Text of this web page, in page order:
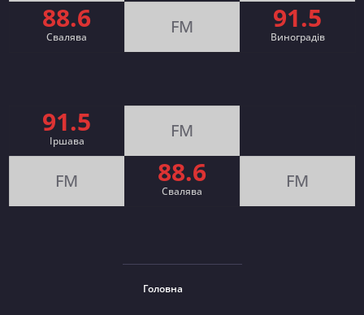
88.6
Свалява FM 91.5
Виноградів
91.5
Іршава FM
FM 88.6
Cвалява FM
Головна